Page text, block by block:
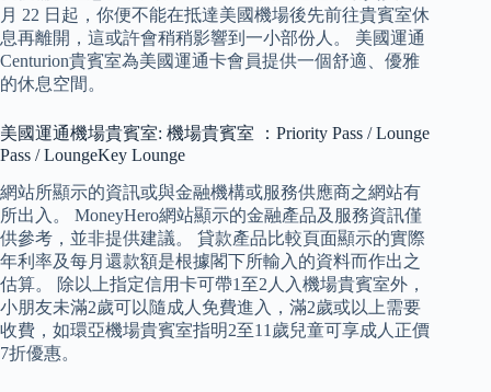
月 22 日起，你便不能在抵達美國機場後先前往貴賓室休
息再離開，這或許會稍稍影響到一小部份人。 美國運通
Centurion貴賓室為美國運通卡會員提供一個舒適、優雅
的休息空間。
美國運通機場貴賓室: 機場貴賓室 ：Priority Pass / Lounge
Pass / LoungeKey Lounge
網站所顯示的資訊或與金融機構或服務供應商之網站有
所出入。 MoneyHero網站顯示的金融產品及服務資訊僅
供參考，並非提供建議。 貸款產品比較頁面顯示的實際
年利率及每月還款額是根據閣下所輸入的資料而作出之
估算。 除以上指定信用卡可帶1至2人入機場貴賓室外，
小朋友未滿2歲可以隨成人免費進入，滿2歲或以上需要
收費，如環亞機場貴賓室指明2至11歲兒童可享成人正價
7折優惠。